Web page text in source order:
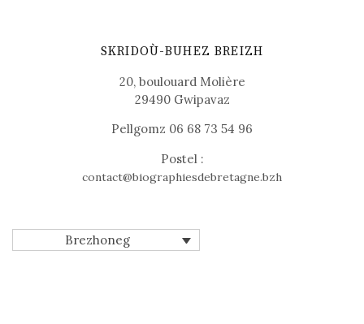
SKRIDOÙ-BUHEZ BREIZH
20, boulouard Molière
29490 Gwipavaz
Pellgomz 06 68 73 54 96
Postel :
contact@biographiesdebretagne.bzh
Brezhoneg